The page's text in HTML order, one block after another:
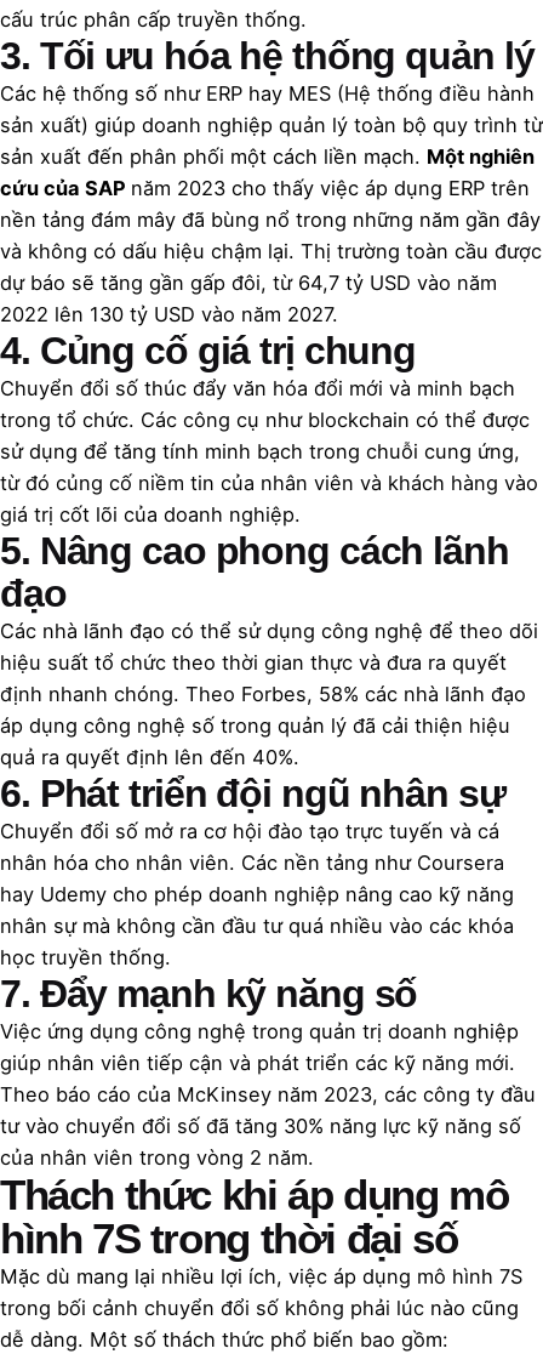
cấu trúc phân cấp truyền thống.
3. Tối ưu hóa hệ thống quản lý
Các hệ thống số như ERP hay MES (Hệ thống điều hành
sản xuất) giúp doanh nghiệp quản lý toàn bộ quy trình từ
sản xuất đến phân phối một cách liền mạch. Một nghiên
cứu của SAP năm 2023 cho thấy việc áp dụng ERP trên
nền tảng đám mây đã bùng nổ trong những năm gần đây
và không có dấu hiệu chậm lại. Thị trường toàn cầu được
dự báo sẽ tăng gần gấp đôi, từ 64,7 tỷ USD vào năm
2022 lên 130 tỷ USD vào năm 2027.
4. Củng cố giá trị chung
Chuyển đổi số thúc đẩy văn hóa đổi mới và minh bạch
trong tổ chức. Các công cụ như blockchain có thể được
sử dụng để tăng tính minh bạch trong chuỗi cung ứng,
từ đó củng cố niềm tin của nhân viên và khách hàng vào
giá trị cốt lõi của doanh nghiệp.
5. Nâng cao phong cách lãnh
đạo
Các nhà lãnh đạo có thể sử dụng công nghệ để theo dõi
hiệu suất tổ chức theo thời gian thực và đưa ra quyết
định nhanh chóng. Theo Forbes, 58% các nhà lãnh đạo
áp dụng công nghệ số trong quản lý đã cải thiện hiệu
quả ra quyết định lên đến 40%.
6. Phát triển đội ngũ nhân sự
Chuyển đổi số mở ra cơ hội đào tạo trực tuyến và cá
nhân hóa cho nhân viên. Các nền tảng như Coursera
hay Udemy cho phép doanh nghiệp nâng cao kỹ năng
nhân sự mà không cần đầu tư quá nhiều vào các khóa
học truyền thống.
7. Đẩy mạnh kỹ năng số
Việc ứng dụng công nghệ trong quản trị doanh nghiệp
giúp nhân viên tiếp cận và phát triển các kỹ năng mới.
Theo báo cáo của McKinsey năm 2023, các công ty đầu
tư vào chuyển đổi số đã tăng 30% năng lực kỹ năng số
của nhân viên trong vòng 2 năm.
Thách thức khi áp dụng mô
hình 7S trong thời đại số
Mặc dù mang lại nhiều lợi ích, việc áp dụng mô hình 7S
trong bối cảnh chuyển đổi số không phải lúc nào cũng
dễ dàng. Một số thách thức phổ biến bao gồm: